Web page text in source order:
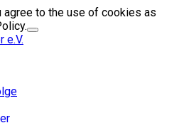
to the use of cookies as